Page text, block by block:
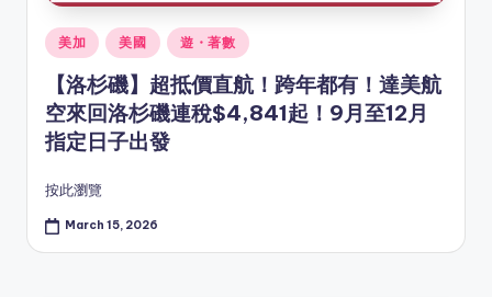
Posted
in
美加 美國 遊・著數
【洛杉磯】超抵價直航！跨年都有！達美航
空來回洛杉磯連稅$4,841起！9月至12月
指定日子出發
按此瀏覽
March 15, 2026